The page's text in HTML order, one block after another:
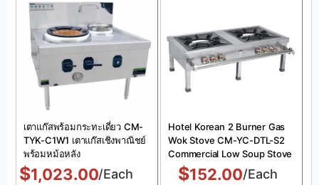
เตาแก๊สพร้อมกระทะเดี่ยว CM-
TYK-C1W1 เตาแก๊สเชิงพาณิชย์
พร้อมหม้อหลัง
$1,023.00/Each
Hotel Korean 2 Burner Gas
Wok Stove CM-YC-DTL-S2
Commercial Low Soup Stove
$152.00/Each